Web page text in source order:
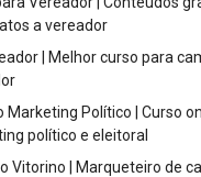
a vereador
| Melhor curso para
Marketing Político | Curso
político e eleitoral
Vitorino | Marqueteiro de